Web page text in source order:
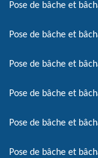
Pose de bâche et
Pose de bâche et
Pose de bâche et
Pose de bâche et
Pose de bâche et
Pose de bâche et